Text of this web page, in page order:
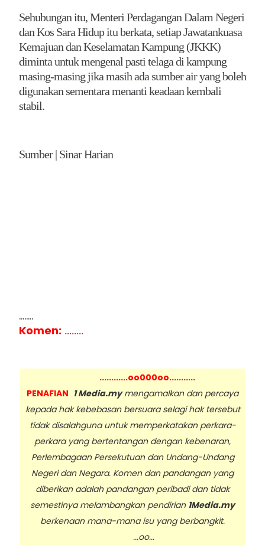
Sehubungan itu, Menteri Perdagangan Dalam Negeri
dan Kos Sara Hidup itu berkata, setiap Jawatankuasa
Kemajuan dan Keselamatan Kampung (JKKK)
diminta untuk mengenal pasti telaga di kampung
masing-masing jika masih ada sumber air yang boleh
digunakan sementara menanti keadaan kembali
stabil.
Sumber | Sinar Harian
........
Komen: ........
............oo000oo...........
PENAFIAN 1 Media.mymengamalkan dan percaya
kepada hak kebebasan bersuara selagi hak tersebut
tidak disalahguna untuk memperkatakan perkara-
perkara yang bertentangan dengan kebenaran,
Perlembagaan Persekutuan dan Undang-Undang
Negeri dan Negara. Komen dan pandangan yang
diberikan adalah pandangan peribadi dan tidak
semestinya melambangkan pendirian 1Media.my
berkenaan mana-mana isu yang berbangkit.
...oo...